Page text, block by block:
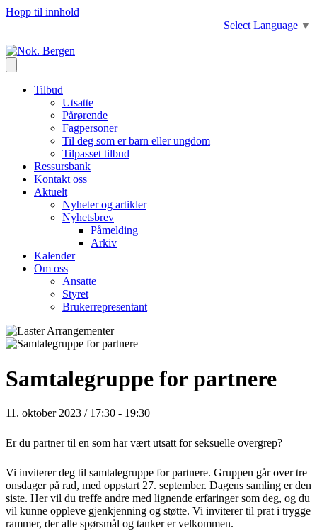
Hopp til innhold
Select Language ▼
Tilbud
Utsatte
Pårørende
Fagpersoner
Til deg som er barn eller ungdom
Tilpasset tilbud
Ressursbank
Kontakt oss
Aktuelt
Nyheter og artikler
Nyhetsbrev
Påmelding
Arkiv
Kalender
Om oss
Ansatte
Styret
Brukerrepresentant
Samtalegruppe for partnere
11. oktober 2023 / 17:30 - 19:30
Er du partner til en som har vært utsatt for seksuelle overgrep?
Vi inviterer deg til samtalegruppe for partnere. Gruppen går over tre
onsdager på rad, med oppstart 27. september. Dagens samling er den
siste. Her vil du treffe andre med lignende erfaringer som deg, og du
vil kunne oppleve gjenkjenning og støtte. Vi inviterer til prat i trygge
rammer, der alle spørsmål og tanker er velkommen.